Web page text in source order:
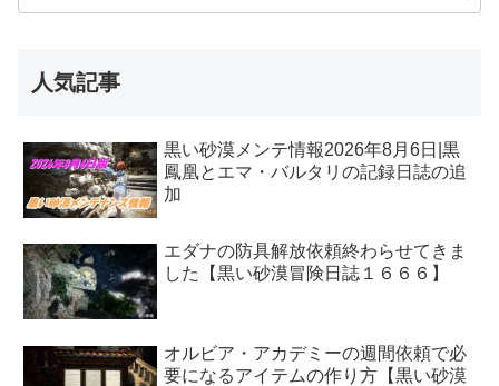
人気記事
黒い砂漠メンテ情報2026年8月6日|黒
鳳凰とエマ・バルタリの記録日誌の追
加
エダナの防具解放依頼終わらせてきま
した【黒い砂漠冒険日誌１６６６】
オルビア・アカデミーの週間依頼で必
要になるアイテムの作り方【黒い砂漠